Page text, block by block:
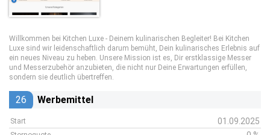
Willkommen bei Kitchen Luxe - Deinem kulinarischen Begleiter! Bei Kitchen
Luxe sind wir leidenschaftlich darum bemüht, Dein kulinarisches Erlebnis auf
ein neues Niveau zu heben. Unsere Mission ist es, Dir erstklassige Messer
und Messerzubehör anzubieten, die nicht nur Deine Erwartungen erfüllen,
sondern sie deutlich übertreffen.
26 Werbemittel
Start 01.09.2025